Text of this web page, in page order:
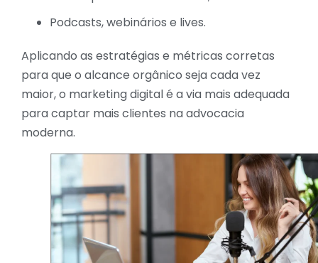
Podcasts, webinários e lives.
Aplicando as estratégias e métricas corretas
para que o alcance orgânico seja cada vez
maior, o marketing digital é a via mais adequada
para captar mais clientes na advocacia
moderna.